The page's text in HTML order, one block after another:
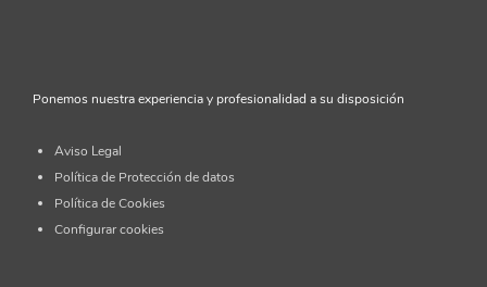
Ponemos nuestra experiencia y profesionalidad a su disposición
Aviso Legal
Política de Protección de datos
Política de Cookies
Configurar cookies